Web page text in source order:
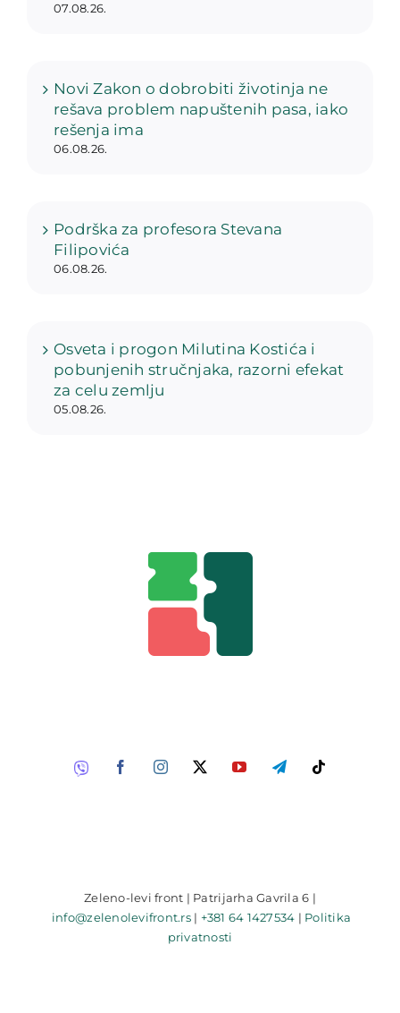
07.08.26.
Novi Zakon o dobrobiti životinja ne
rešava problem napuštenih pasa, iako
rešenja ima
06.08.26.
Podrška za profesora Stevana
Filipovića
06.08.26.
Osveta i progon Milutina Kostića i
pobunjenih stručnjaka, razorni efekat
za celu zemlju
05.08.26.
Zeleno-levi front | Patrijarha Gavrila 6 |
info@zelenolevifront.rs| +381 64 1427534 | Politika
privatnosti